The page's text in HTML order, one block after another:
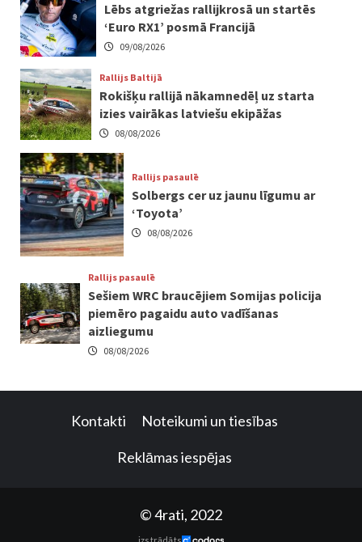
Lēbs atgriežas rallijkrosā un startēs
‘Euro RX1’ posmā Francijā
09/08/2026
Rallijs Baltijā
Rokišķu rallijā nākamnedēļ uz starta
izies vairākas latviešu ekipāžas
08/08/2026
Rallijs pasaulē
Solbergs cer uz jaunu līgumu ar
‘Toyota’
08/08/2026
Rallijs pasaulē
Sešiem WRC braucējiem Somijas policija
piemēro pagaidu auto vadīšanas
aizliegumu
08/08/2026
Kontakti Noteikumi un tiesības
Reklāmas iespējas
© 4rati, 2022
izstrādāts